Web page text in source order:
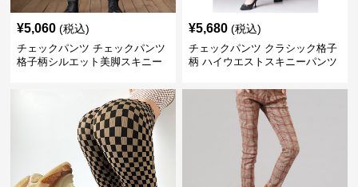
¥5,060 (税込)
チェックパンツ チェックパンツ
格子柄シルエット美脚スキニー
¥5,680 (税込)
チェックパンツ クラシック格子
柄 ハイウエストスキニーパンツ